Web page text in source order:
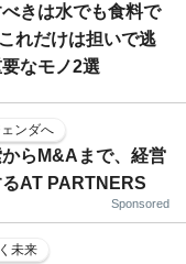
きは水でも食料で
れだけは担いで逃
なモノ2選
ンダへ
らM&Aまで、経営
AT PARTNERS
Sponsored
未来